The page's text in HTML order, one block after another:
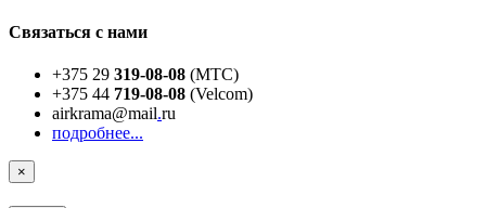
Связаться с нами
+375 29 319-08-08 (МТС)
+375 44 719-08-08 (Velcom)
airkrama@mail.ru
подробнее...
×